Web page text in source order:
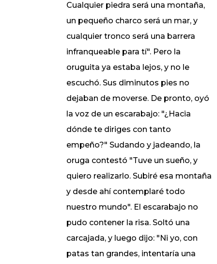
Cualquier piedra será una montaña,
un pequeño charco será un mar, y
cualquier tronco será una barrera
infranqueable para tí". Pero la
oruguita ya estaba lejos, y no le
escuchó. Sus diminutos pies no
dejaban de moverse. De pronto, oyó
la voz de un escarabajo: "¿Hacia
dónde te diriges con tanto
empeño?" Sudando y jadeando, la
oruga contestó "Tuve un sueño, y
quiero realizarlo. Subiré esa montaña
y desde ahí contemplaré todo
nuestro mundo". El escarabajo no
pudo contener la risa. Soltó una
carcajada, y luego dijo: "Ni yo, con
patas tan grandes, intentaría una